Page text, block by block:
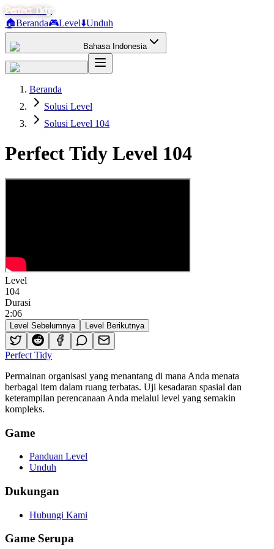
Perfect Tidy
🏠Beranda🎮Level⬇️Unduh
Bahasa Indonesia
Beranda
Solusi Level
Solusi Level 104
Perfect Tidy Level 104
Level
104
Durasi
2:06
Level Sebelumnya Level Berikutnya
Perfect Tidy
Permainan organisasi yang menantang di mana Anda menata
berbagai item dalam ruang terbatas. Uji kesadaran spasial dan
keterampilan perencanaan Anda melalui level yang semakin
kompleks.
Game
Panduan Level
Unduh
Dukungan
Hubungi Kami
Game Serupa